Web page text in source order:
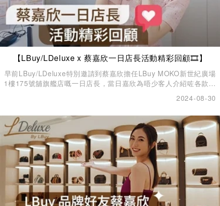
【LBuy/LDeluxe x 蔡嘉欣一日店長活動精彩回顧🎞️】
早前LBuy/LDeluxe特別邀請到蔡嘉欣擔任LBuy MOKO新世紀廣場
1樓175號舖旗艦店嘅一日店長，當日嘉欣為唔少客人介紹咗各款名
位影相，試玩任天堂最新遊戲🎮，仲非常親民，同各位嚟現場支持
氛呀✨！
2024-08-30